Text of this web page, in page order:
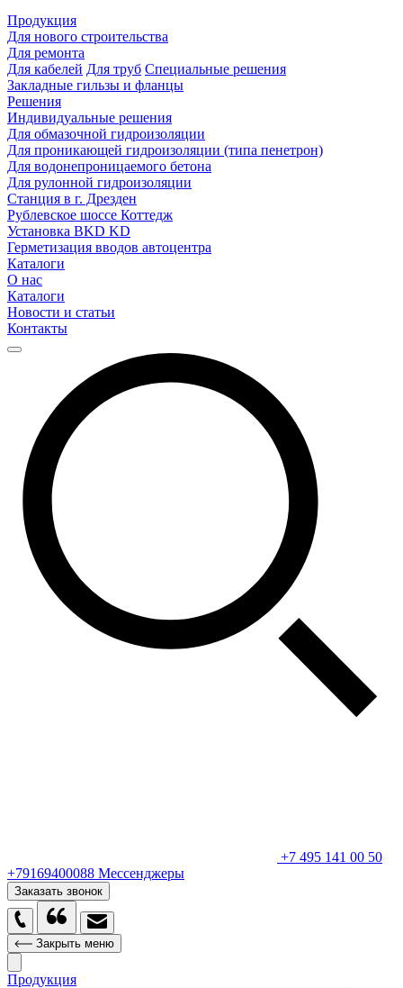
Продукция
Для нового строительства
Для ремонта
Для кабелей Для труб Специальные решения
Закладные гильзы и фланцы
Решения
Индивидуальные решения
Для обмазочной гидроизоляции
Для проникающей гидроизоляции (типа пенетрон)
Для водонепроницаемого бетона
Для рулонной гидроизоляции
Станция в г. Дрезден
Рублевское шоссе Коттедж
Установка BKD KD
Герметизация вводов автоцентра
Каталоги
О нас
Каталоги
Новости и статьи
Контакты
+7 495 141 00 50
+79169400088 Мессенджеры
Заказать звонок
Закрыть меню
Продукция